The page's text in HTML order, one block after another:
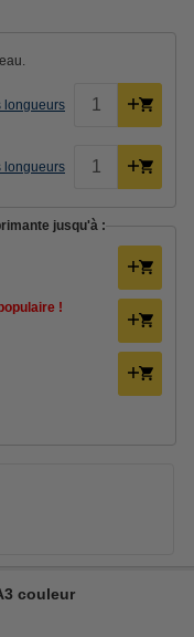
longueurs
longueurs
jusqu'à :
!
couleur